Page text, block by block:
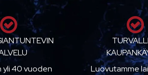
yli 40 vuoden
Luovutamme